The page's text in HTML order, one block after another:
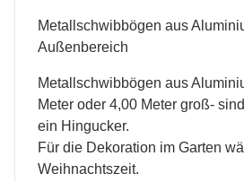
Metallschwibbögen aus
Außenbereich
Metallschwibbögen aus
Meter oder 4,00 Meter groß-
ein Hingucker.
Für die Dekoration im Garten
Weihnachtszeit.